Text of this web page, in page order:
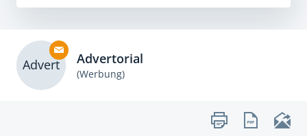
Advert Advertorial
(Werbung)